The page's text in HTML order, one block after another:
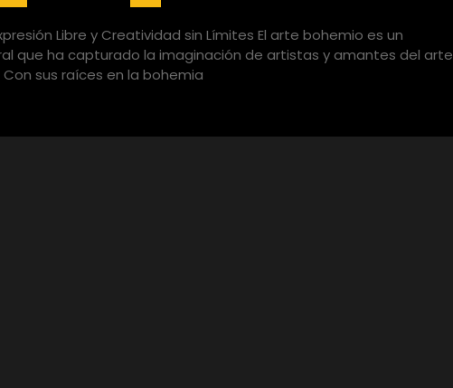
Libre y Creatividad sin Límites El arte bohemio es un
que ha capturado la imaginación de artistas y amantes del arte
sus raíces en la bohemia